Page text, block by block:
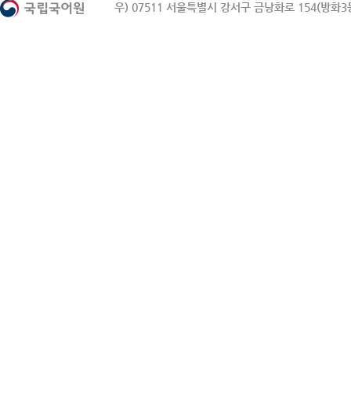
우) 07511 서울특별시 강서구 금낭화로 154(방화3